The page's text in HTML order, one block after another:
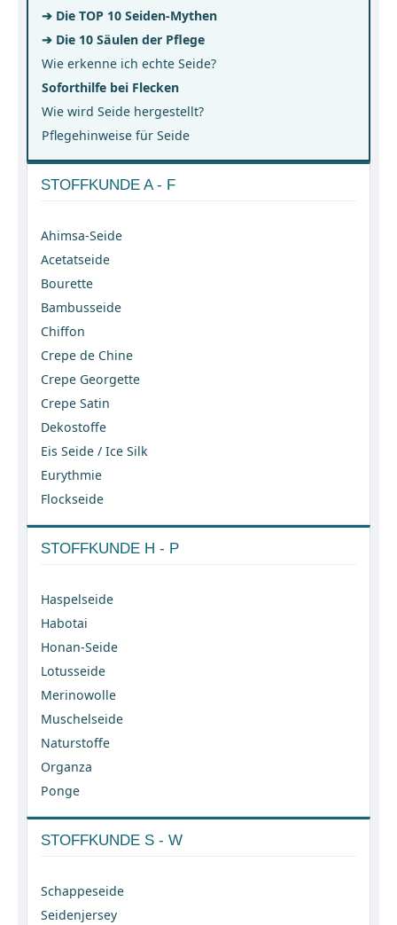
➔ Die TOP 10 Seiden-Mythen
➔ Die 10 Säulen der Pflege
Wie erkenne ich echte Seide?
Soforthilfe bei Flecken
Wie wird Seide hergestellt?
Pflegehinweise für Seide
STOFFKUNDE A - F
Ahimsa-Seide
Acetatseide
Bourette
Bambusseide
Chiffon
Crepe de Chine
Crepe Georgette
Crepe Satin
Dekostoffe
Eis Seide / Ice Silk
Eurythmie
Flockseide
STOFFKUNDE H - P
Haspelseide
Habotai
Honan-Seide
Lotusseide
Merinowolle
Muschelseide
Naturstoffe
Organza
Ponge
STOFFKUNDE S - W
Schappeseide
Seidenjersey